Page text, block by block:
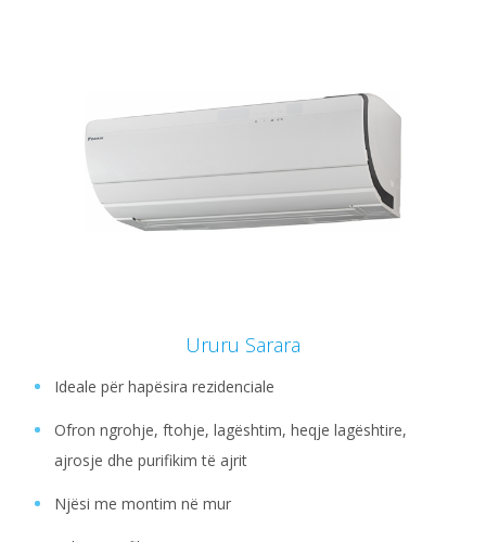
Ururu Sarara
Ideale për hapësira rezidenciale
Ofron ngrohje, ftohje, lagështim, heqje lagështire,
ajrosje dhe purifikim të ajrit
Njësi me montim në mur